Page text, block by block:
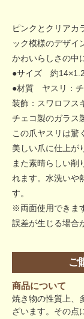
ピンクとクリアカ
ック模様のデザイ
かわいらしさの中
●サイズ 約
●材質 ヤスリ：チ
装飾：スワロフス
チェコ製のガラス
この爪ヤスリは驚
美しい爪に仕上が
また素晴らしい削
れます。水洗いや
す。
※両面使用できま
誤差が生じる場合
ご
商品について
焼き物の性質上、
ざいます。その点